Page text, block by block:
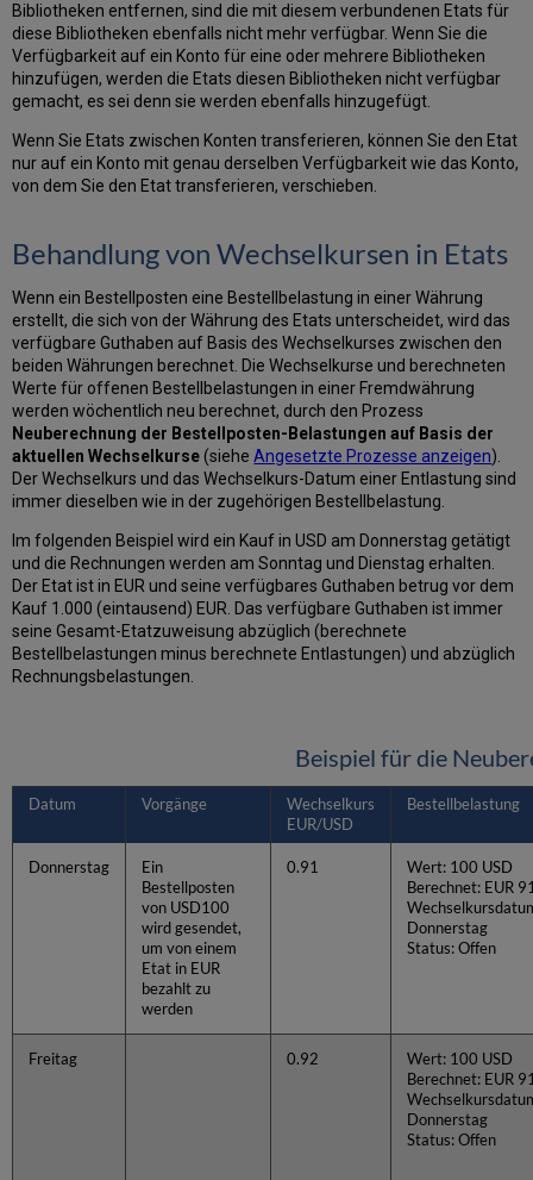
Bibliotheken entfernen, sind die mit diesem verbundenen Etats für
diese Bibliotheken ebenfalls nicht mehr verfügbar. Wenn Sie die
Verfügbarkeit auf ein Konto für eine oder mehrere Bibliotheken
hinzufügen, werden die Etats diesen Bibliotheken nicht verfügbar
gemacht, es sei denn sie werden ebenfalls hinzugefügt.
Wenn Sie Etats zwischen Konten transferieren, können Sie den Etat
nur auf ein Konto mit genau derselben Verfügbarkeit wie das Konto,
von dem Sie den Etat transferieren, verschieben.
Behandlung von Wechselkursen in Etats
Wenn ein Bestellposten eine Bestellbelastung in einer Währung
erstellt, die sich von der Währung des Etats unterscheidet, wird das
verfügbare Guthaben auf Basis des Wechselkurses zwischen den
beiden Währungen berechnet. Die Wechselkurse und berechneten
Werte für offenen Bestellbelastungen in einer Fremdwährung
werden wöchentlich neu berechnet, durch den Prozess
Neuberechnung der Bestellposten-Belastungen auf Basis der
aktuellen Wechselkurse(sieheAngesetzte Prozesse anzeigen).
Der Wechselkurs und das Wechselkurs-Datum einer Entlastung sind
immer dieselben wie in der zugehörigen Bestellbelastung.
Im folgenden Beispiel wird ein Kauf in USD am Donnerstag getätigt
und die Rechnungen werden am Sonntag und Dienstag erhalten.
Der Etat ist in EUR und seine verfügbares Guthaben betrug vor dem
Kauf 1.000 (eintausend) EUR. Das verfügbare Guthaben ist immer
seine Gesamt-Etatzuweisung abzüglich (berechnete
Bestellbelastungen minus berechnete Entlastungen) und abzüglich
Rechnungsbelastungen.
Beispiel für die
Datum Vorgänge
Wechselkurs
EUR/USD
Bestellbelastung
Donnerstag
Ein
Bestellposten
von USD100
wird gesendet,
um von einem
Etat in EUR
bezahlt zu
werden
0.91
Wert: 100 USD
Berechnet: EUR
Donnerstag
Status: Offen
Freitag 0.92
Wert: 100 USD
Berechnet: EUR
Donnerstag
Status: Offen